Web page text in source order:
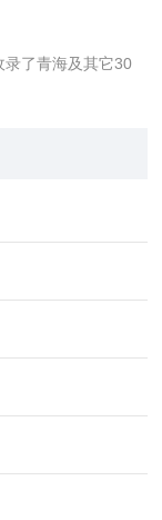
录了青海及其它30